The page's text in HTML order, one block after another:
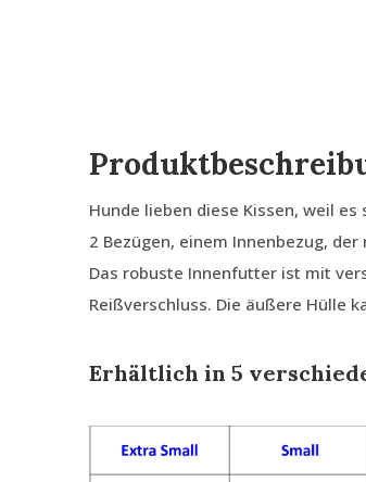
Hunde lieben diese Kissen, weil
2 Bezügen, einem Innenbezug,
Das robuste Innenfutter ist mit
Reißverschluss. Die äußere Hülle
Erhältlich in 5